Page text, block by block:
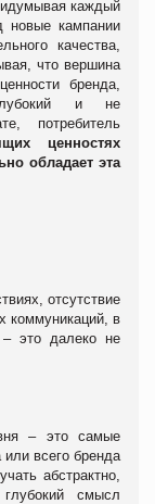
каждый
новые кампании
качества,
что вершина
бренда,
и не
потребитель
ценностях
обладает эта
отсутствие
коммуникаций, в
– это далеко не
– это самые
или всего бренда
абстрактно,
смысл